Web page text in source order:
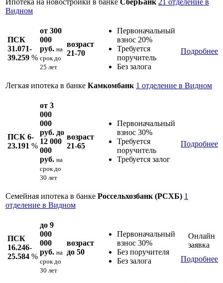
Ипотека на новостройки в банке СберБанк 21 отделение в
Видном
ПСК
31.071-
39.259 %
от 300
000
руб. на
срокдо
25 лет
возраст
21-70
Первоначальный
взнос 20%
Требуется
поручитель
Без залога
Подробнее
Легкая ипотека в банке Камкомбанк 1 отделение в Видном
ПСК 6-
23.191 %
от 3
000
000
руб. до
12 000
000
руб. на
срокдо
30 лет
возраст
21-65
Первоначальный
взнос 30%
Требуется
поручитель
Требуется залог
Подробнее
Семейная ипотека в банке Россельхозбанк (РСХБ) 1
отделение в Видном
ПСК
16.246-
25.584 %
до 9
000
000
руб. на
срокдо
30 лет
возраст
до 50
Первоначальный
взнос 30%
Без поручителя
Без залога
Онлайн
заявка
Подробнее